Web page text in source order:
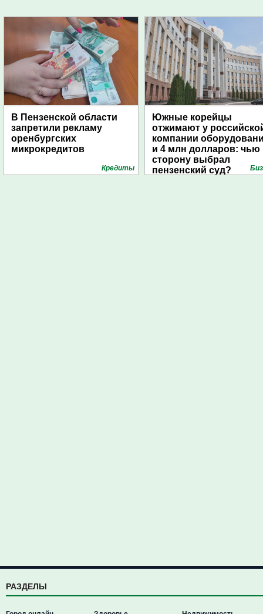
В Пензенской области
запретили рекламу
оренбургских
микрокредитов
Кредиты
Южные корейцы
отжимают у
компании
и 4 млн долларов: чью
сторону выбрал
пензенский суд?
РАЗДЕЛЫ